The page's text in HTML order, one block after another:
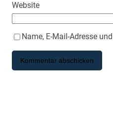
Website
Name, E-Mail-Adresse